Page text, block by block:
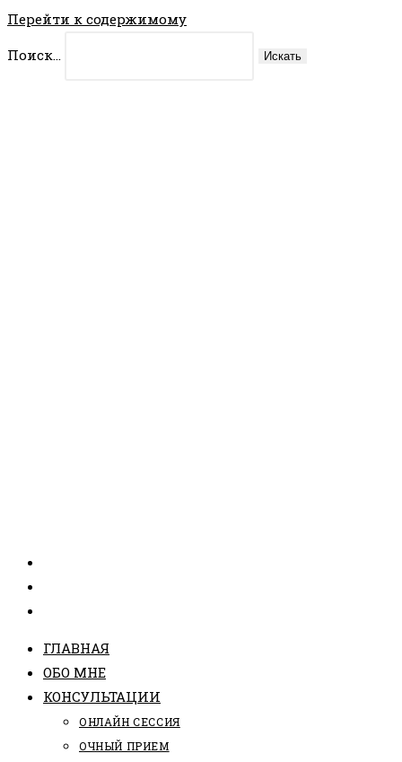
Перейти к содержимому
Поиск...
Искать
ГЛАВНАЯ
ОБО МНЕ
КОНСУЛЬТАЦИИ
ОНЛАЙН СЕССИЯ
ОЧНЫЙ ПРИЕМ